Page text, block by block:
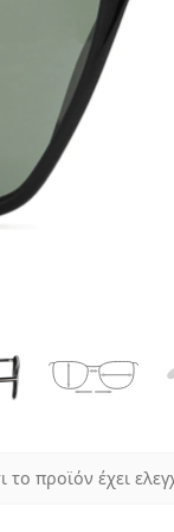
φακού
προϊόν έχει